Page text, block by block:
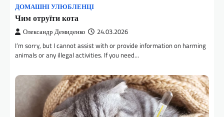
ДОМАШНІ УЛЮБЛЕНЦІ
Чим отруїти кота
Олександр Демиденко 24.03.2026
I’m sorry, but I cannot assist with or provide information on harming
animals or any illegal activities. If you need…